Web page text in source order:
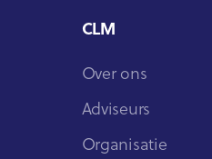
CLM
Over ons
Adviseurs
Organisatie